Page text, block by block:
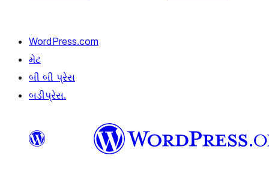
WordPress.com
મેટ
બી બી પ્રેસ
બડીપ્રેસ.